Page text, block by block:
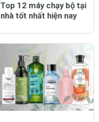
Top 12 máy chạy bộ tại
nhà tốt nhất hiện nay